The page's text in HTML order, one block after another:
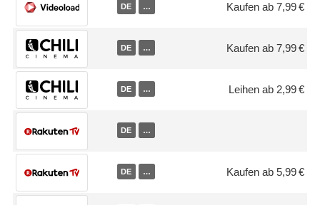
DE … Kaufen ab 7,99 €
DE … Kaufen ab 7,99 €
DE … Leihen ab 2,99 €
DE …
DE … Kaufen ab 5,99 €